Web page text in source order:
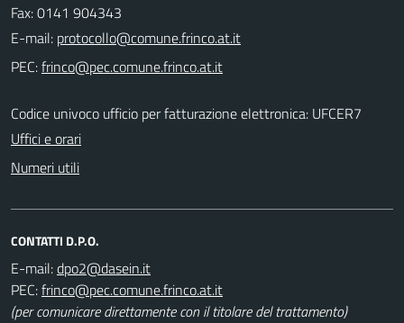
Fax: 0141 904343
E-mail:
PEC:
Codice univoco ufficio per fatturazione elettronica: UFCER7
Uffici e orari
Numeri utili
CONTATTI D.P.O.
E-mail:
PEC:
(per comunicare direttamente con il titolare del trattamento)